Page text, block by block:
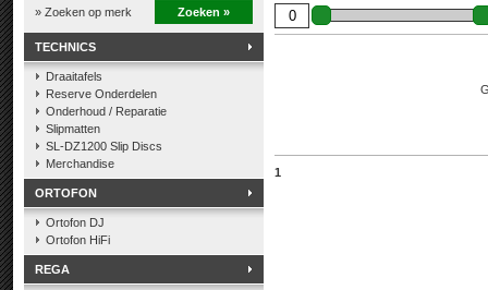
» Zoeken op merk Zoeken »
TECHNICS
Draaitafels
Reserve Onderdelen
Onderhoud / Reparatie
Slipmatten
SL-DZ1200 Slip Discs
Merchandise
ORTOFON
Ortofon DJ
Ortofon HiFi
REGA
1